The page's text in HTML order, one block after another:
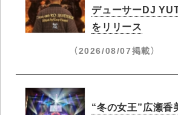
デューサーDJ
をリリース
（2026/08/07掲載）
“冬の女王”広瀬香